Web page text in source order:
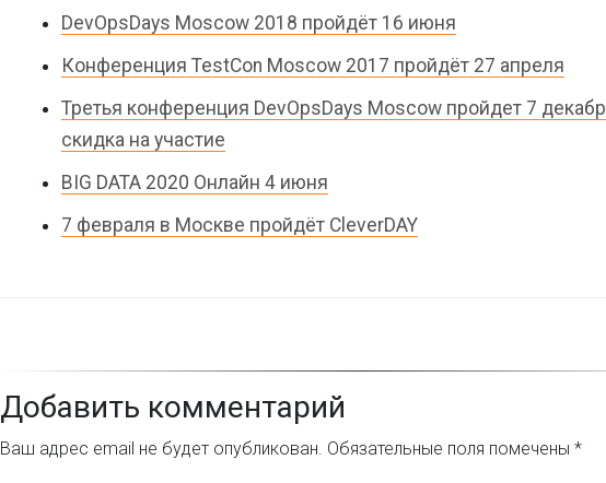
DevOpsDays Moscow 2018 пройдёт 16 июня
Конференция TestCon Moscow 2017 пройдёт 27 апреля
Третья конференция DevOpsDays Moscow пройдет 7
скидка на участие
BIG DATA 2020 Онлайн 4 июня
7 февраля в Москве пройдёт CleverDAY
Добавить комментарий
Ваш адрес email не будет опубликован. Обязательные поля помечены *